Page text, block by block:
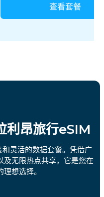
查看套餐
昂旅行eSIM
灵活的数据套餐。凭借广
及无限热点共享，它是您在
想选择。